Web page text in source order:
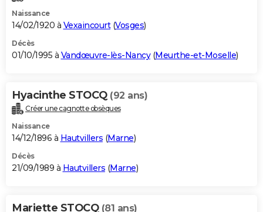
Naissance
14/02/1920 à Vexaincourt(Vosges)
Décès
01/10/1995 à Vandœuvre-lès-Nancy(Meurthe-et-Moselle)
Hyacinthe STOCQ (92 ans)
Créer une cagnotte obsèques
Naissance
14/12/1896 à Hautvillers (Marne)
Décès
21/09/1989 à Hautvillers (Marne)
Mariette STOCQ (81 ans)